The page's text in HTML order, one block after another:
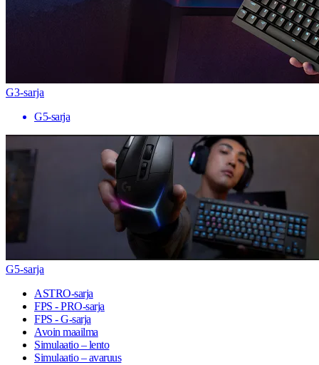
G3-sarja
G5-sarja
G5-sarja
ASTRO-sarja
FPS - PRO-sarja
FPS - G-sarja
Avoin maailma
Simulaatio – lento
Simulaatio – avaruus